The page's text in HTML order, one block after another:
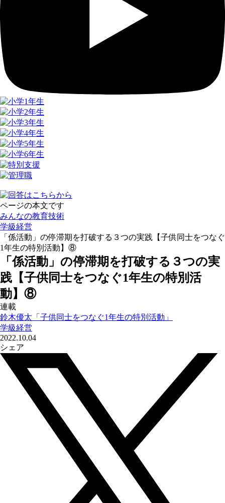
ページの本文です
みんなの教育技術
学級経営
「係活動」の停滞期を打破する３つの実践【子供同士をつなぐ
1年生の特別活動】⑧
「係活動」の停滞期を打破する３つの実
践【子供同士をつなぐ1年生の特別活
動】⑧
連載
鈴木優太「子供同士をつなぐ1年生の特別活動」
学級経営
2022.10.04
シェア